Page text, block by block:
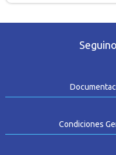
Condiciones